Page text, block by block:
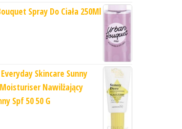
Spray Do Ciała 250Ml
Skincare Sunny
Nawilżający
Spf 50 50 G